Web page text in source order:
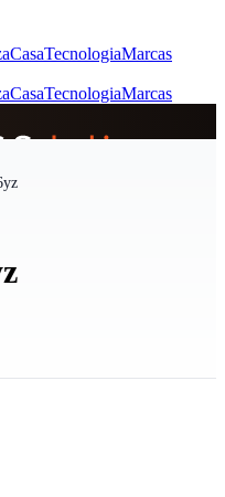
CasaTecnologiaMarcas
CasaTecnologiaMarcas